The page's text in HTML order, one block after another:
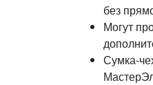
без
Могут
Сумка-